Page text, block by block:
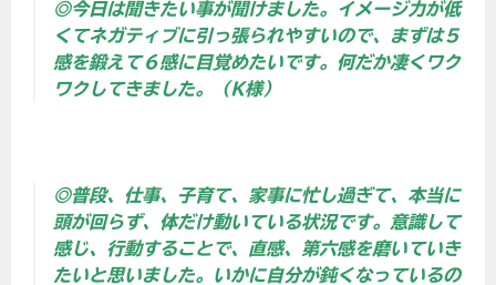
◎今日は聞きたい事が聞けました。イメージ力が低
くてネガティブに引っ張られやすいので、まずは５
感を鍛えて６感に目覚めたいです。何だか凄くワク
ワクしてきました。（K様）
◎普段、仕事、子育て、家事に忙し過ぎて、本当に
頭が回らず、体だけ動いている状況です。意識して
感じ、行動することで、直感、第六感を磨いていき
たいと思いました。いかに自分が鈍くなっているの